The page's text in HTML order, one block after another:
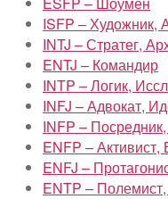
ISFP – Художник,
INTJ – Стратег,
ENTJ – Командир
INTP – Логик,
INFJ – Адвокат,
INFP –
ENFP – Активист,
ENFJ –
ENTP –